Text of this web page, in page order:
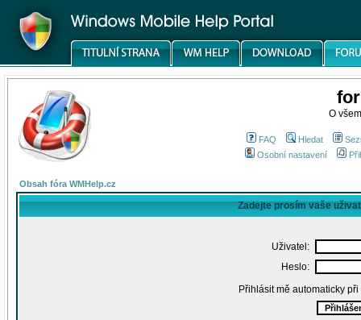
O
FAQ Hledat
Osobní nastavení
Obsah fóra WMHelp.cz
Zadejte prosím vaše
Uživatel:
Heslo:
Přihlásit mě automaticky